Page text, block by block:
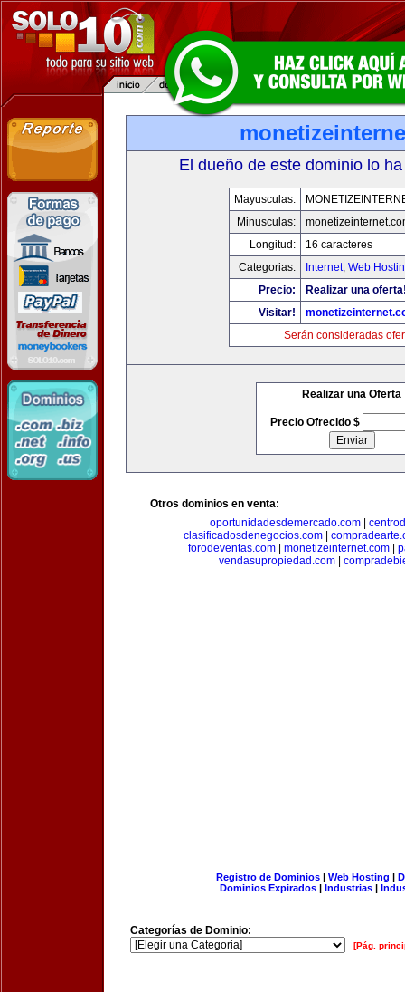
El dueño de este dominio lo
Mayusculas:
Minusculas:
Longitud:
16 caracteres
Categorias:
Internet, Web
Precio:
Realizar una
Visitar!
Serán consideradas
Realizar una Oferta
Precio Ofrecido $
Otros dominios en venta:
oportunidadesdemercado.com
clasificadosdenegocios.com|
forodeventas.com| monetizeinternet.com|
vendasupropiedad.com|
Registro de Dominios| Web Hosting |
Dominios Expirados | Industrias |
Categorías de Dominio:
[Pág.